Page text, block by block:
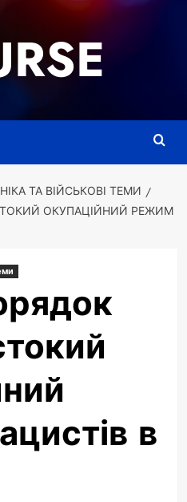
ТА ВІЙСЬКОВІ ТЕМИ
ОКУПАЦІЙНИЙ РЕЖИМ
в